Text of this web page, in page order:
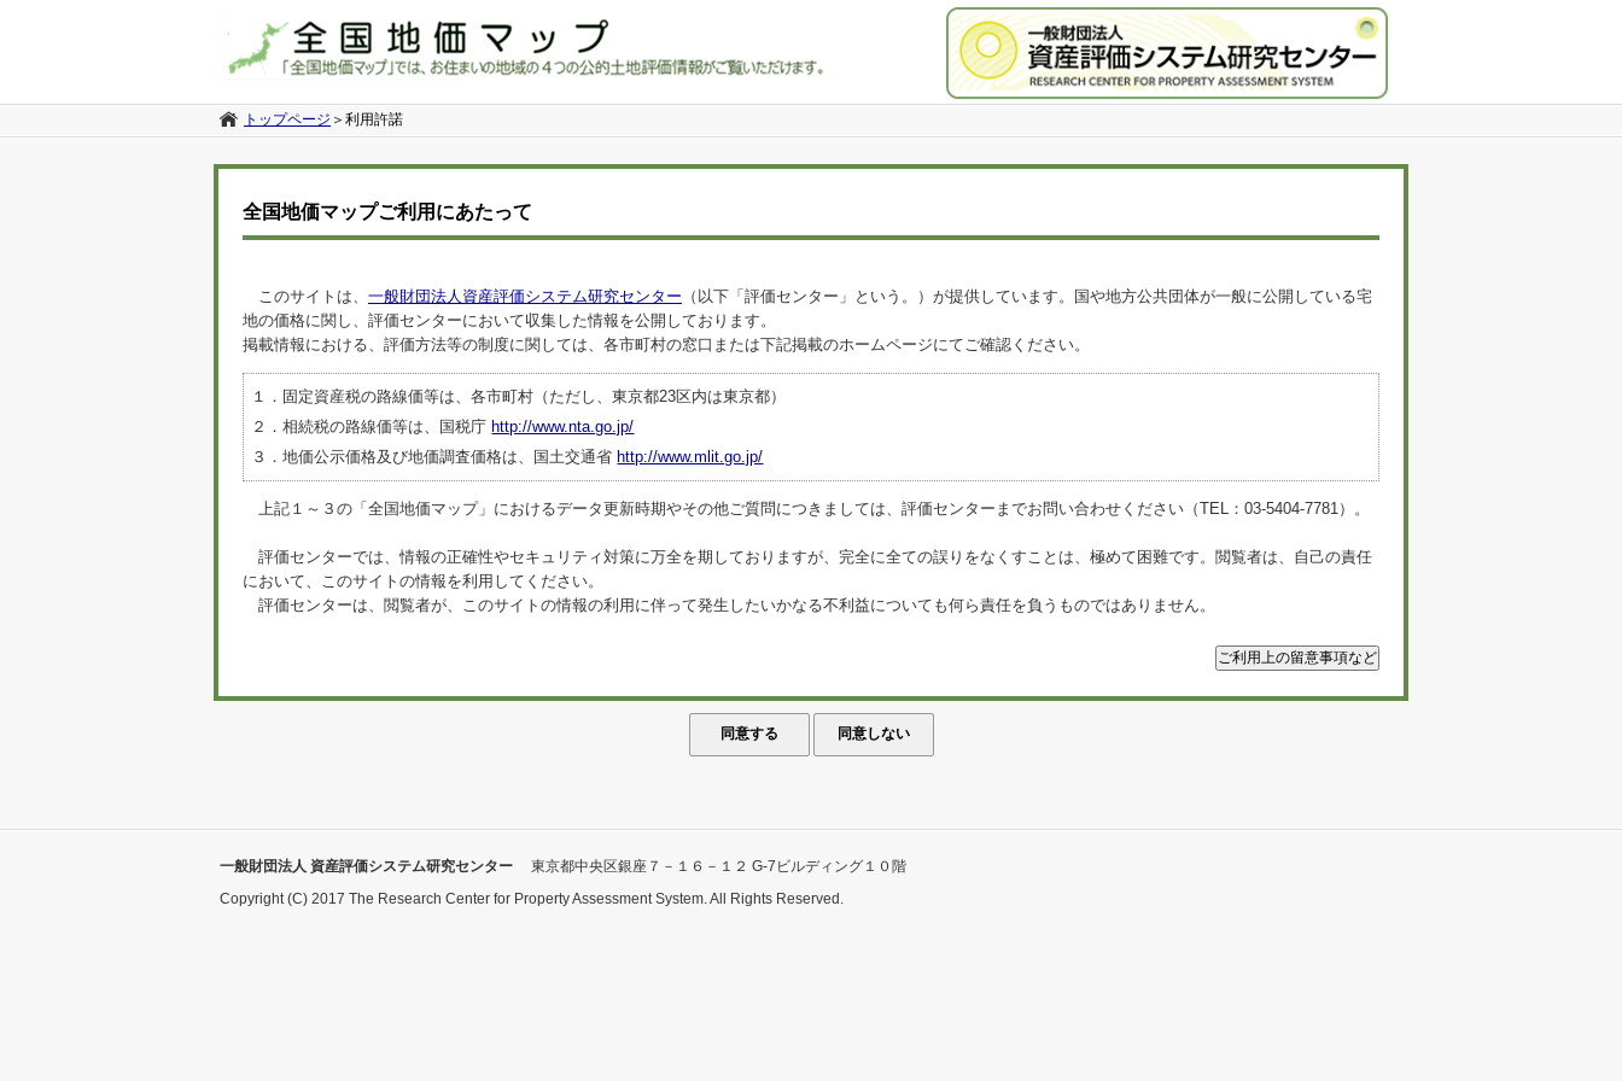
トップページ ＞ 利用許諾
全国地価マップご利用にあたって
このサイトは、 一般財団法人資産評価システム研究センター （以下「評価センター」という。）が提供しています。国や地方公共団体が一般に公開している宅
地の価格に関し、評価センターにおいて収集した情報を公開しております。
掲載情報における、評価方法等の制度に関しては、各市町村の窓口または下記掲載のホームページにてご確認ください。
１．固定資産税の路線価等は、各市町村（ただし、東京都23区内は東京都）
２．相続税の路線価等は、国税庁 http://www.nta.go.jp/
３．地価公示価格及び地価調査価格は、国土交通省 http://www.mlit.go.jp/
上記１～３の「全国地価マップ」におけるデータ更新時期やその他ご質問につきましては、評価センターまでお問い合わせください（TEL：03-5404-7781）。
評価センターでは、情報の正確性やセキュリティ対策に万全を期しておりますが、完全に全ての誤りをなくすことは、極めて困難です。閲覧者は、自己の責任
において、このサイトの情報を利用してください。
評価センターは、閲覧者が、このサイトの情報の利用に伴って発生したいかなる不利益についても何ら責任を負うものではありません。
一般財団法人 資産評価システム研究センター
東京都中央区銀座７－１６－１２ G-7ビルディング１０階
Copyright (C) 2017 The Research Center for Property Assessment System. All Rights Reserved.